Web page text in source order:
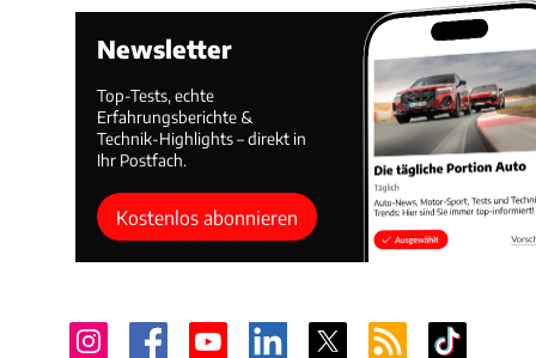
Newsletter
Top-Tests, echte
Erfahrungsberichte &
Technik-Highlights – direkt in
Ihr Postfach.
Kostenlos abonnieren